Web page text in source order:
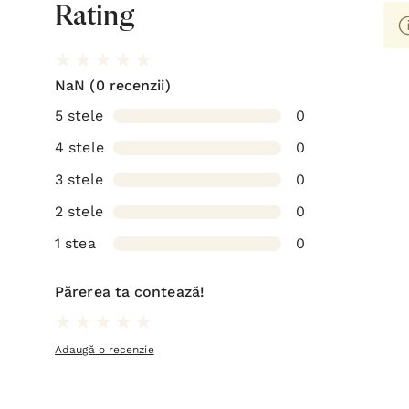
Rating
NaN (0 recenzii)
5 stele
0
4 stele
0
3 stele
0
2 stele
0
1 stea
0
Părerea ta contează!
Adaugă o recenzie